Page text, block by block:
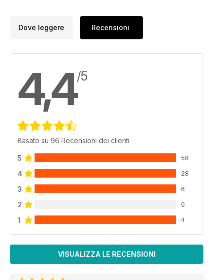
Dove leggere Recensioni
4,4/5
Basato su 96 Recensioni dei clienti
5 58
4 28
3 6
2 0
1 4
VISUALIZZA LE RECENSIONI